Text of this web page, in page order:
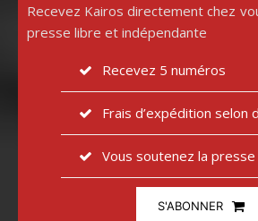
Recevez Kairos directement chez
presse libre et indépendante
Recevez 5 numéros
Frais d’expédition selon
Vous soutenez la
S'ABONNER